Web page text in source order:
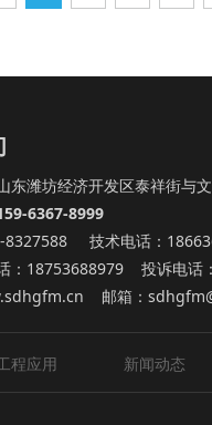
东潍坊经济开发区泰祥街与
6367-8999
8327588 技术电话：
：18753688979 投诉电话
邮箱：
程应用 新闻动态